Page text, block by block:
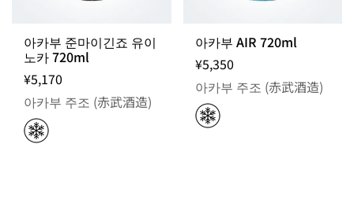
아카부 준마이긴죠 유이
노카 720ml
¥5,170
아카부 주조 (赤武酒造)
아카부 AIR 720ml
¥5,350
아카부 주조 (赤武酒造)